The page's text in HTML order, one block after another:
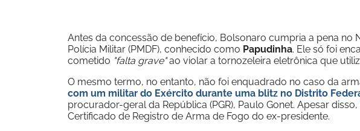
Antes da concessão de benefício, Bolsonaro cumpria a pena no
Polícia Militar (PMDF), conhecido como Papudinha. Ele só foi
cometido "falta grave"ao violar a tornozeleira eletrônica que
O mesmo termo, no entanto, não foi enquadrado no caso da
com um militar do Exército durante uma blitz no Distrito
procurador-geral da República (PGR), Paulo Gonet. Apesar
Certificado de Registro de Arma de Fogo do ex-presidente.